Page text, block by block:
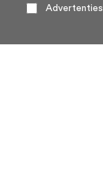
Advertenties